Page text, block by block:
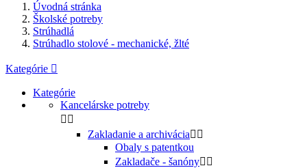
Úvodná stránka
Školské potreby
Strúhadlá
Strúhadlo stolové - mechanické, žlté
Kategórie 
Kategórie
Kancelárske potreby
 
Zakladanie a archivácia 
Obaly s patentkou
Zakladače - šanóny 